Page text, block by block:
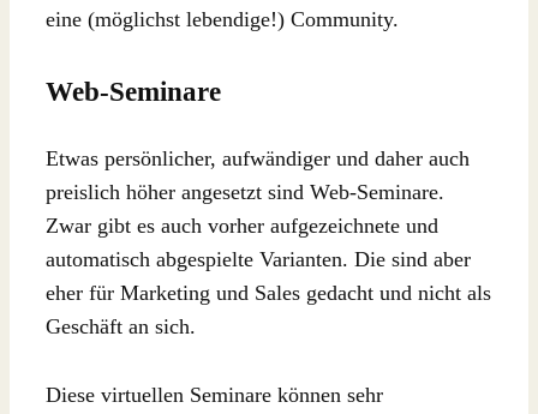
eine (möglichst lebendige!) Community.
Web-Seminare
Etwas persönlicher, aufwändiger und daher auch
preislich höher angesetzt sind Web-Seminare.
Zwar gibt es auch vorher aufgezeichnete und
automatisch abgespielte Varianten. Die sind aber
eher für Marketing und Sales gedacht und nicht als
Geschäft an sich.
Diese virtuellen Seminare können sehr